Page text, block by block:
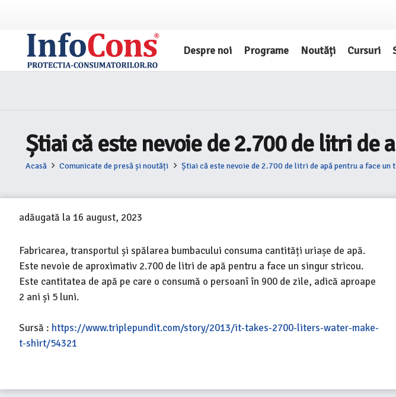
Despre noi Programe Noutăți Cursuri
Știai că este nevoie de 2.700 de litri de
Acasă Comunicate de presă și noutăți Știai că este nevoie de 2.700 de litri de apă pentru a face un
adăugată la 16 august, 2023
Fabricarea, transportul și spălarea bumbacului consuma cantități uriașe de apă.
Este nevoie de aproximativ 2.700 de litri de apă pentru a face un singur stricou.
Este cantitatea de apă pe care o consumă o persoanî în 900 de zile, adică aproape
2 ani și 5 luni.
Sursă : https://www.triplepundit.com/story/2013/it-takes-2700-liters-water-make-
t-shirt/54321